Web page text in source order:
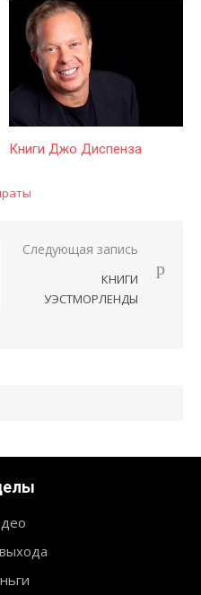
Книги Джо Диспенза
Следующая запись
КНИГИ
УЭСТМОРЛЕНДЫ